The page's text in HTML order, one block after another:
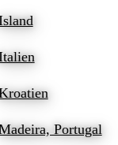
Portugal